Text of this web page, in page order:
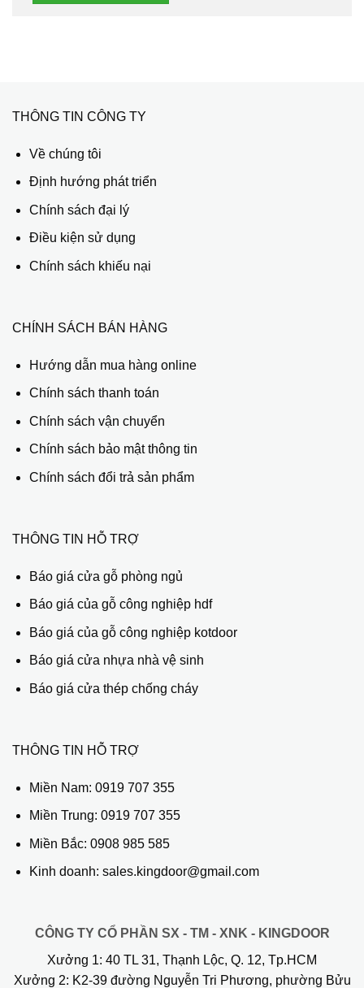
THÔNG TIN CÔNG TY
Về chúng tôi
Định hướng phát triển
Chính sách đại lý
Điều kiện sử dụng
Chính sách khiếu nại
CHÍNH SÁCH BÁN HÀNG
Hướng dẫn mua hàng online
Chính sách thanh toán
Chính sách vận chuyển
Chính sách bảo mật thông tin
Chính sách đổi trả sản phẩm
THÔNG TIN HỖ TRỢ
Báo giá cửa gỗ phòng ngủ
Báo giá của gỗ công nghiệp hdf
Báo giá của gỗ công nghiệp kotdoor
Báo giá cửa nhựa nhà vệ sinh
Báo giá cửa thép chống cháy
THÔNG TIN HỖ TRỢ
Miền Nam: 0919 707 355
Miền Trung: 0919 707 355
Miền Bắc: 0908 985 585
Kinh doanh: sales.kingdoor@gmail.com
CÔNG TY CỔ PHẦN SX - TM - XNK - KINGDOOR
Xưởng 1: 40 TL 31, Thạnh Lộc, Q. 12, Tp.HCM
Xưởng 2: K2-39 đường Nguyễn Tri Phương, phường Bửu